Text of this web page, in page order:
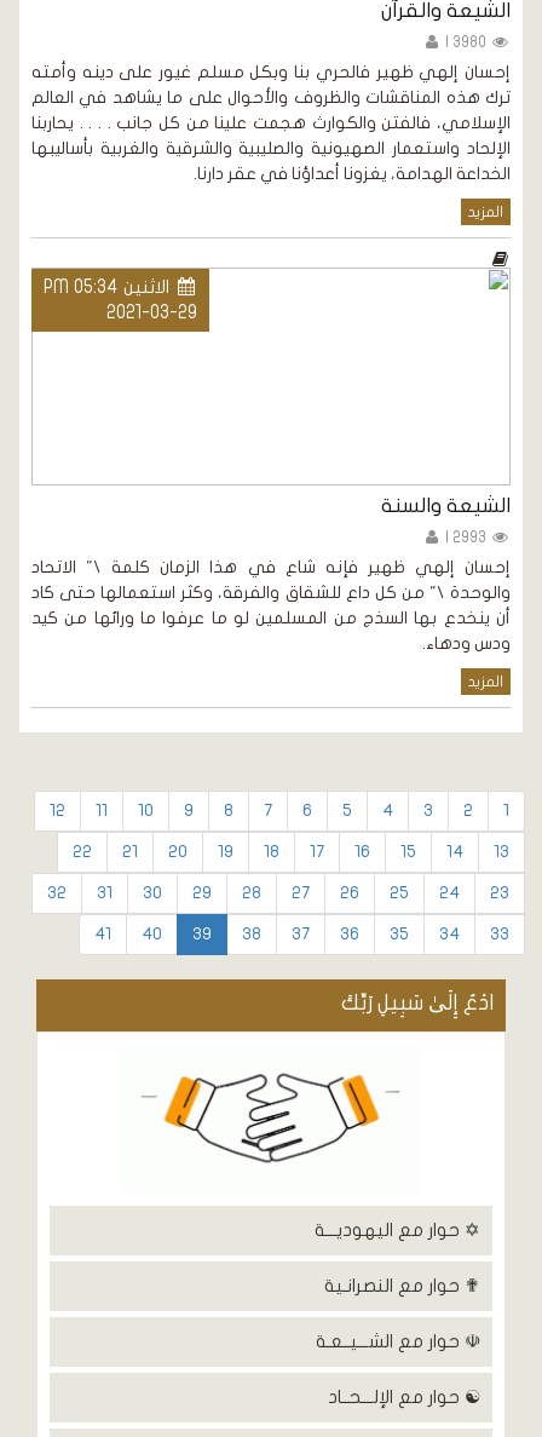
الشيعة والقرآن
إحسان إلهي ظهير فالحري بنا وبكل مسلم غيور على دينه وأمته
ترك هذه المناقشات والظروف والأحوال على ما يشاهد في العالم
الإسلامي، فالفتن والكوارث هجمت علينا من كل جانب . . . . يحاربنا
الإلحاد واستعمار الصهيونية والصليبية والشرقية والغربية بأساليبها
الخداعة الهدامة، يغزونا أعداؤنا في عقر دارنا.
المزيد
الاثنين PM 05:34
2021-03-29
الشيعة والسنة
إحسان إلهي ظهير فإنه شاع في هذا الزمان كلمة \" الاتحاد
والوحدة \" من كل داع للشقاق والفرقة، وكثر استعمالها حتى كاد
أن ينخدع بها السذج من المسلمين لو ما عرفوا ما ورائها من كيد
ودس ودهاء.
المزيد
1
2
3
4
5
6
7
8
9
10
11
12
13
14
15
16
17
18
19
20
21
22
23
24
25
26
27
28
29
30
31
32
33
34
35
36
37
38
39
40
41
ادْعُ إِلَىٰ سَبِيلِ رَبِّكَ
✡ حوار مع اليهوديـــة
✟ حوار مع النصرانـية
☫ حوار مع الشـــيــعـة
☯ حوار مع الإلـــحــاد